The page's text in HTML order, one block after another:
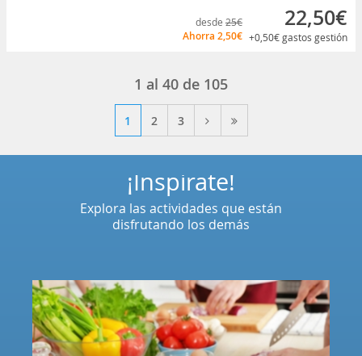
desde 25€
Ahorra 2,50€
22,50€
+0,50€gastos gestión
1 al 40 de 105
1 2 3
¡Inspírate!
Explora las actividades que están
disfrutando los demás